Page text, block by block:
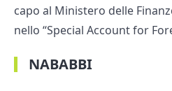
capo al Ministero delle
nello “Special Account for
NABABBI